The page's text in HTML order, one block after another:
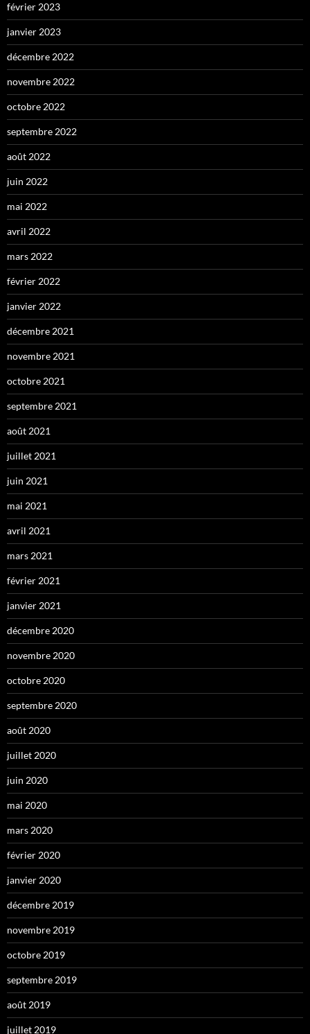
février 2023
janvier 2023
décembre 2022
novembre 2022
octobre 2022
septembre 2022
août 2022
juin 2022
mai 2022
avril 2022
mars 2022
février 2022
janvier 2022
décembre 2021
novembre 2021
octobre 2021
septembre 2021
août 2021
juillet 2021
juin 2021
mai 2021
avril 2021
mars 2021
février 2021
janvier 2021
décembre 2020
novembre 2020
octobre 2020
septembre 2020
août 2020
juillet 2020
juin 2020
mai 2020
mars 2020
février 2020
janvier 2020
décembre 2019
novembre 2019
octobre 2019
septembre 2019
août 2019
juillet 2019